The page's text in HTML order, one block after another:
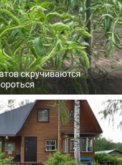
скручиваются